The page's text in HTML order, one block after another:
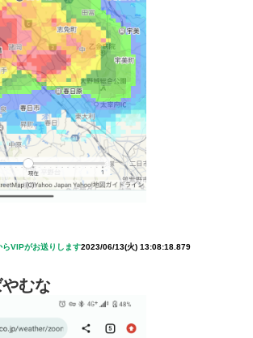
らVIPがお送りします2023/06/13(火) 13:08:18.879
むな